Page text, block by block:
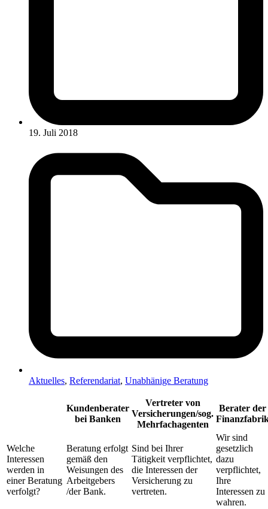
19. Juli 2018
Aktuelles, Referendariat, Unabhänige Beratung
Kundenberater
bei Banken
Vertreter von
Versicherungen/sog.
Mehrfachagenten
Berater der
Welche
Interessen
werden in
einer Beratung
verfolgt?
Beratung erfolgt
gemäß den
Weisungen des
Arbeitgebers
/der Bank.
Sind bei Ihrer
Tätigkeit verpflichtet,
die Interessen der
Versicherung zu
vertreten.
Wir sind
gesetzlich
dazu
verpflichtet,
Ihre
Interessen zu
wahren.